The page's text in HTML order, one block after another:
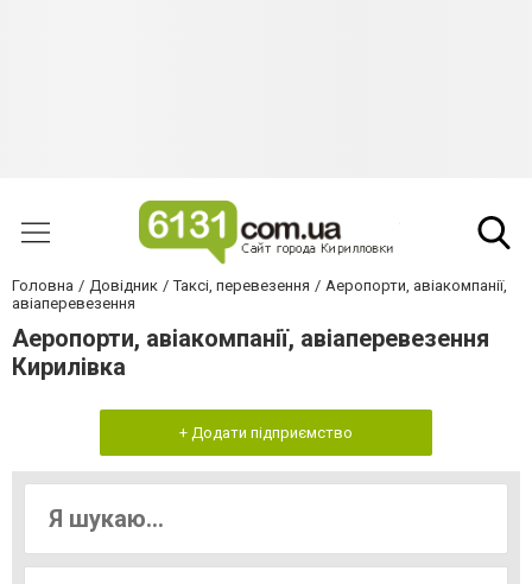
Головна Довідник Таксі, перевезення
Аеропорти, авіакомпанії,
авіаперевезення
Аеропорти, авіакомпанії, авіаперевезення
Кирилівка
+ Додати підприємство